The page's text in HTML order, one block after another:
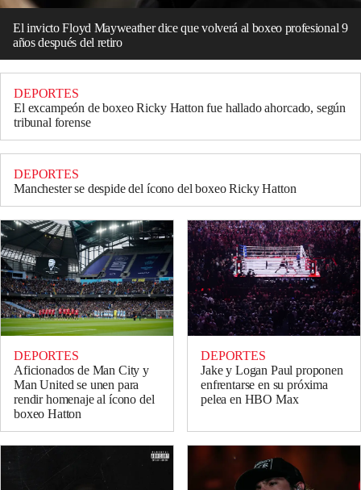
El invicto Floyd Mayweather dice que volverá al boxeo profesional 9
años después del retiro
DEPORTES
El excampeón de boxeo Ricky Hatton fue hallado ahorcado, según
tribunal forense
DEPORTES
Manchester se despide del ícono del boxeo Ricky Hatton
DEPORTES
Aficionados de Man City y
Man United se unen para
rendir homenaje al ícono del
boxeo Hatton
DEPORTES
Jake y Logan Paul proponen
enfrentarse en su próxima
pelea en HBO Max